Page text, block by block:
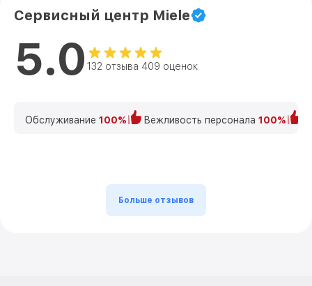
Сервисный центр Miele
5.0 132 отзыва 409 оценок
Обслуживание 100% Вежливость персонала 100%
Больше отзывов